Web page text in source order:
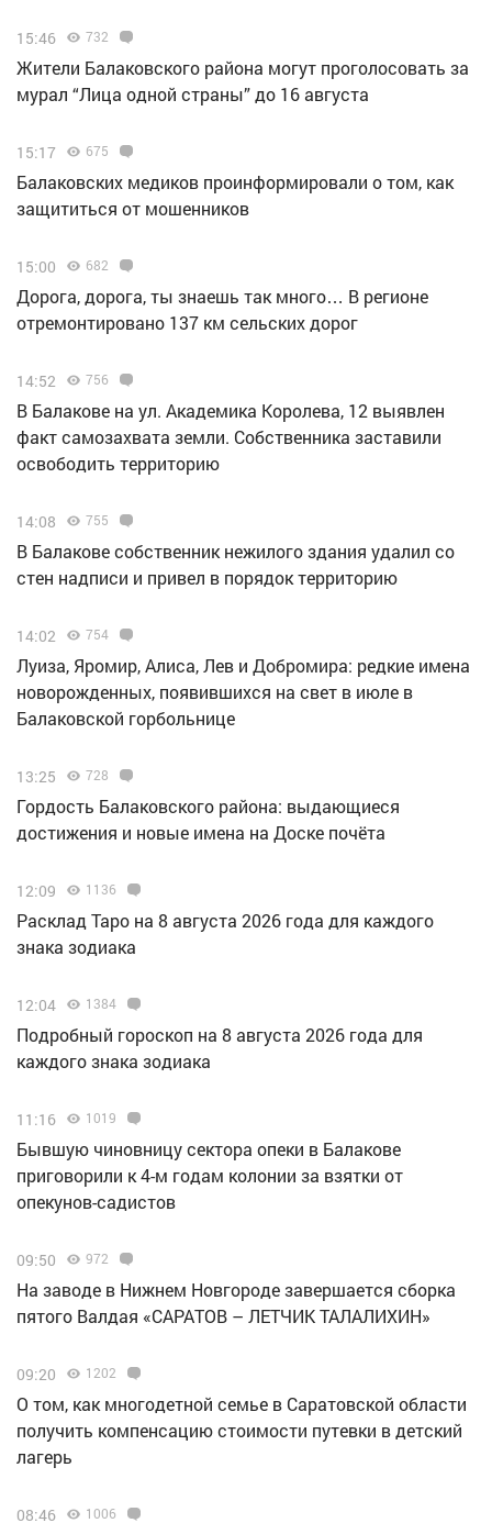
15:46 732
Жители Балаковского района могут проголосовать за
мурал “Лица одной страны” до 16 августа
15:17 675
Балаковских медиков проинформировали о том, как
защититься от мошенников
15:00 682
Дорога, дорога, ты знаешь так много… В регионе
отремонтировано 137 км сельских дорог
14:52 756
В Балакове на ул. Академика Королева, 12 выявлен
факт самозахвата земли. Собственника заставили
освободить территорию
14:08 755
В Балакове собственник нежилого здания удалил со
стен надписи и привел в порядок территорию
14:02 754
Луиза, Яромир, Алиса, Лев и Добромира: редкие имена
новорожденных, появившихся на свет в июле в
Балаковской горбольнице
13:25 728
Гордость Балаковского района: выдающиеся
достижения и новые имена на Доске почёта
12:09 1136
Расклад Таро на 8 августа 2026 года для каждого
знака зодиака
12:04 1384
Подробный гороскоп на 8 августа 2026 года для
каждого знака зодиака
11:16 1019
Бывшую чиновницу сектора опеки в Балакове
приговорили к 4-м годам колонии за взятки от
опекунов-садистов
09:50 972
Н️а заводе в Нижнем Новгороде завершается сборка
пятого Валдая «САРАТОВ – ЛЕТЧИК ТАЛАЛИХИН»
09:20 1202
О том, как многодетной семье в Саратовской области
получить компенсацию стоимости путевки в детский
лагерь
08:46 1006